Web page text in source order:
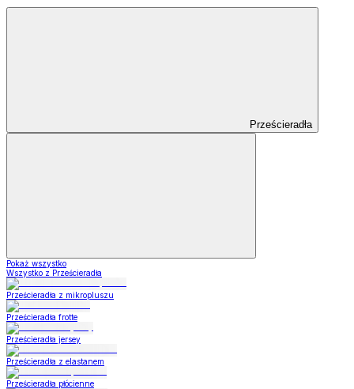
Prześcieradła
Pokaż wszystko
Wszystko z Prześcieradła
Prześcieradła z mikropluszu
Prześcieradła frotte
Prześcieradła jersey
Prześcieradła z elastanem
Prześcieradła płócienne